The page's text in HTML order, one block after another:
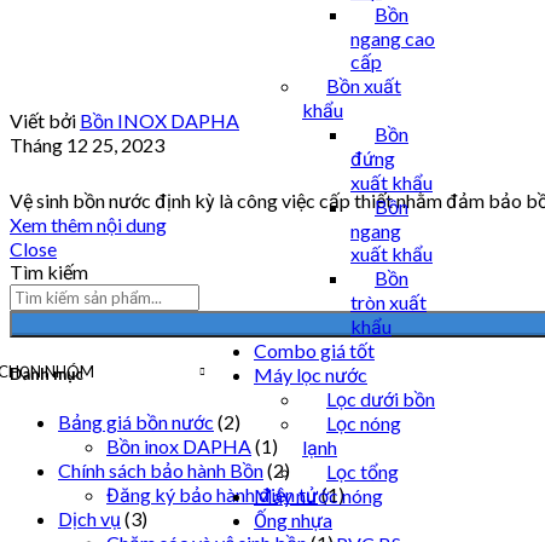
NHÓM
Bồn
ngang cao
cấp
Bồn xuất
khẩu
Bồn
đứng
xuất khẩu
Bồn
ngang
xuất khẩu
Bồn
tròn xuất
khẩu
Combo giá tốt
Máy lọc nước
Lọc dưới bồn
Lọc nóng
lạnh
Lọc tổng
Máy nước nóng
Ống nhựa
Viết bởi Bồn INOX DAPHA
Tháng 12 25, 2023
Vệ sinh bồn nước định kỳ là công việc cấp thiết nhằm đảm bảo
Xem thêm nội dung
Close
Tìm kiếm
Danh mục
Bảng giá bồn nước (2)
Bồn inox DAPHA(1)
Chính sách bảo hành Bồn(2)
Đăng ký bảo hành điện tử(1)
Dịch vụ (3)